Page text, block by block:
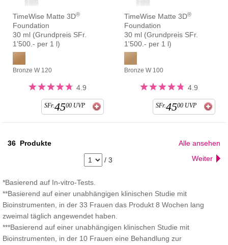
TimeWise Matte 3D®
Foundation
30 ml (Grundpreis SFr.
1'500.- per 1 l)
Bronze W 120
4.9
SFr.4500 UVP
TimeWise Matte 3D®
Foundation
30 ml (Grundpreis SFr.
1'500.- per 1 l)
Bronze W 100
4.9
SFr.4500 UVP
36 Produkte Alle ansehen
/ 3 Weiter
*Basierend auf In-vitro-Tests.
**Basierend auf einer unabhängigen klinischen Studie mit
Bioinstrumenten, in der 33 Frauen das Produkt 8 Wochen lang
zweimal täglich angewendet haben.
***Basierend auf einer unabhängigen klinischen Studie mit
Bioinstrumenten, in der 10 Frauen eine Behandlung zur